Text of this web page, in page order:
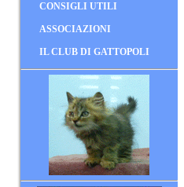
CONSIGLI UTILI
ASSOCIAZIONI
IL CLUB DI GATTOPOLI